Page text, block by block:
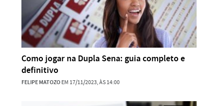
Como jogar na Dupla Sena: guia completo e
definitivo
FELIPE MATOZOEM 17/11/2023, ÀS 14:00